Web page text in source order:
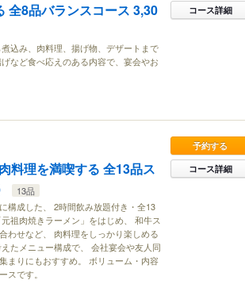
全8品バランスコース 3,30
込み、肉料理、揚げ物、デザートまで
など食べ応えのある内容で、宴会やお
コース詳細
料理を満喫する 全13品ス
13品
構成した、 2時間飲み放題付き・全13
祖肉焼きラーメン」をはじめ、 和牛ス
わせなど、 肉料理をしっかり楽しめる
たメニュー構成で、 会社宴会や友人同
まりにもおすすめ。 ボリューム・内容
スです。
予約する
コース詳細